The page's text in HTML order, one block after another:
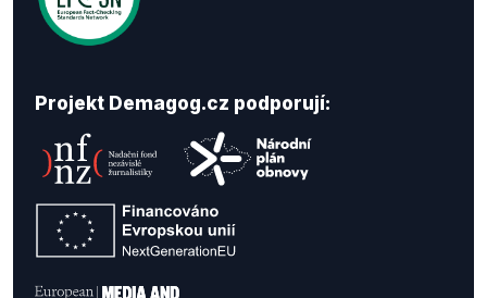
Projekt Demagog.cz podporují: